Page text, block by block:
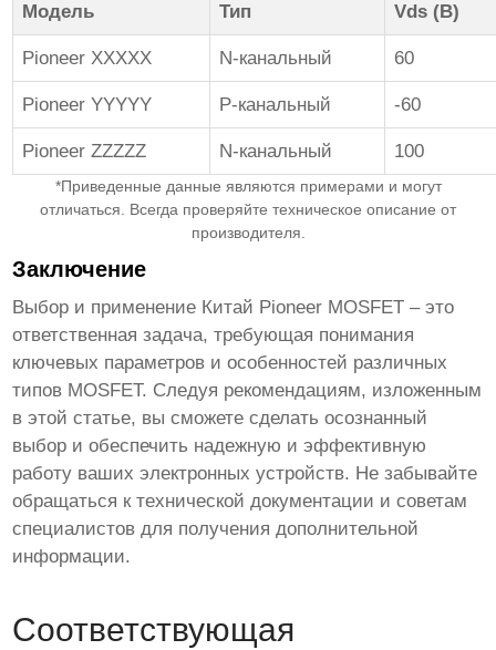
Модель
Тип Vds (В)
Pioneer XXXXX N-канальный 60
Pioneer YYYYY P-канальный -60
Pioneer ZZZZZ N-канальный 100
*Приведенные данные являются примерами и могут
отличаться. Всегда проверяйте техническое описание от
производителя.
Заключение
Выбор и применение Китай Pioneer MOSFET – это
ответственная задача, требующая понимания
ключевых параметров и особенностей различных
типов MOSFET. Следуя рекомендациям, изложенным
в этой статье, вы сможете сделать осознанный
выбор и обеспечить надежную и эффективную
работу ваших электронных устройств. Не забывайте
обращаться к технической документации и советам
специалистов для получения дополнительной
информации.
Соответствующая